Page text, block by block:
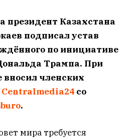
президент Казахстана
подписал устав
по инициативе
Трампа. При
вносил членских
Centralmedia24 со
.
мира требуется